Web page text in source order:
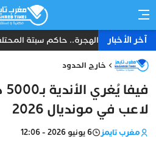
آخر الأخبار
بعد موجة الهجرة.. حاكم سبتة المحتلة
خارج الحدود
لاعب في مونديال 2026
مغرب تايمز 6 يونيو 2026 - 12:06